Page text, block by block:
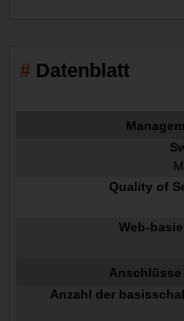
Datenblatt
Quality of
Web-
Anzahl der